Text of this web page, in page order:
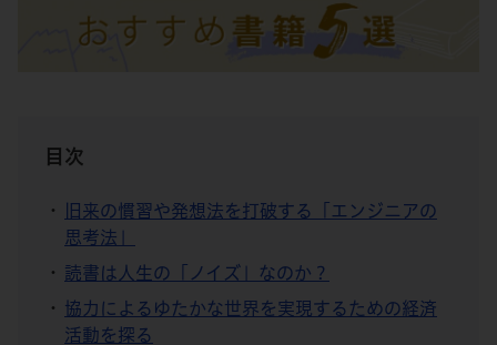
目次
旧来の慣習や発想法を打破する「エンジニアの
思考法」
読書は人生の「ノイズ」なのか？
協力によるゆたかな世界を実現するための経済
活動を探る